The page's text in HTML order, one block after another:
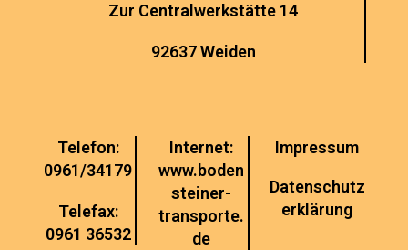
Zur Centralwerkstätte 14
92637 Weiden
Telefon:
0961/34179
Telefax:
0961 36532
Internet:
www.boden
steiner-
transporte.
de
Impressum
Datenschutz
erklärung